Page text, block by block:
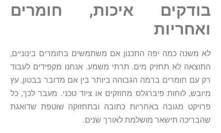
בודקים איכות, חומרים
ואחריות
לא משנה כמה יפה התכנון אם משתמשים בחומרים בינוניים,
התוצאה לא תחזיק מים. תרתי משמע.אנחנו מקפידים לעבוד
רק עם חומרים ברמה הגבוהה ביותר בין אם מדובר בבטון, עץ
מיובש,לוחות פיברגלס מחוזקים או ציוד טכני. מעבר לכך, כל
פרויקט מגובה באחריות כתובה ובתחזוקה שוטפת שדואגת
שהבריכה תישאר מושלמת לאורך שנים.